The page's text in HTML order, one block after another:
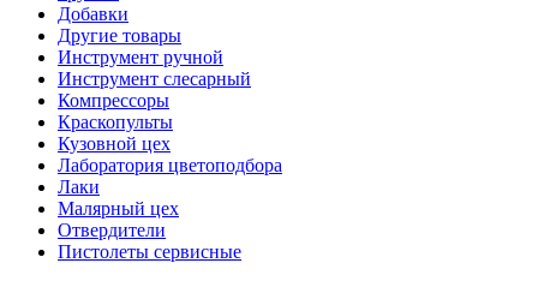
Добавки
Другие товары
Инструмент ручной
Инструмент слесарный
Компрессоры
Краскопульты
Кузовной цех
Лаборатория цветоподбора
Лаки
Малярный цех
Отвердители
Пистолеты сервисные